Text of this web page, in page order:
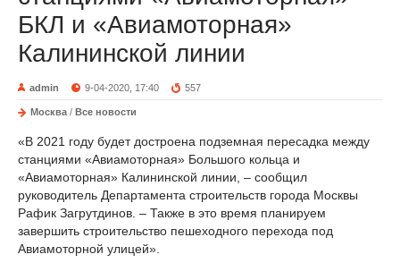
БКЛ и «Авиамоторная»
Калининской линии
admin 9-04-2020, 17:40 557
Москва / Все новости
«В 2021 году будет достроена подземная пересадка между
станциями «Авиамоторная» Большого кольца и
«Авиамоторная» Калининской линии, – сообщил
руководитель Департамента строительств города Москвы
Рафик Загрутдинов. – Также в это время планируем
завершить строительство пешеходного перехода под
Авиамоторной улицей».